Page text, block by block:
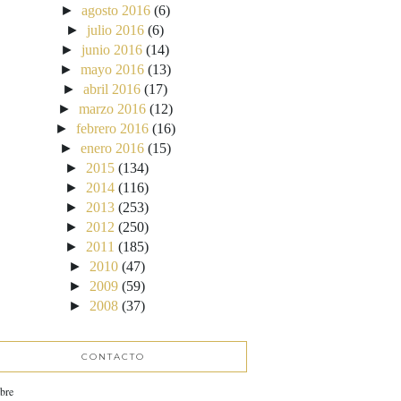
► agosto 2016 (6)
►julio 2016 (6)
►junio 2016 (14)
► mayo 2016 (13)
►abril 2016 (17)
► marzo 2016 (12)
► febrero 2016 (16)
► enero 2016 (15)
► 2015 (134)
► 2014 (116)
► 2013 (253)
► 2012 (250)
► 2011 (185)
► 2010 (47)
► 2009 (59)
► 2008 (37)
CONTACTO